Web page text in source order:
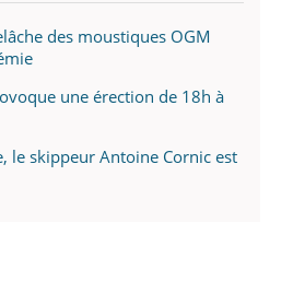
des moustiques OGM
une érection de 18h à
le skippeur Antoine Cornic est